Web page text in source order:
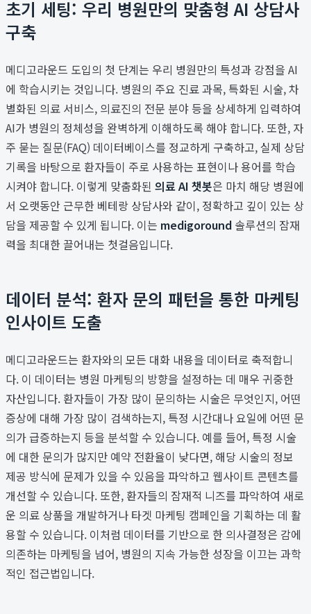
초기 세팅: 우리 병원만의 맞춤형 AI 상담사
구축
메디고라운드 도입의 첫 단계는 우리 병원만의 특성과 강점을 AI
에 학습시키는 것입니다. 병원의 주요 진료 과목, 특화된 시술, 차
별화된 의료 서비스, 의료진의 전문 분야 등을 상세하게 입력하여
AI가 병원의 정체성을 완벽하게 이해하도록 해야 합니다. 또한, 자
주 묻는 질문(FAQ) 데이터베이스를 정교하게 구축하고, 실제 상담
기록을 바탕으로 환자들이 주로 사용하는 표현이나 용어를 학습
시켜야 합니다. 이렇게 맞춤화된 의료 AI 챗봇은 마치 해당 병원에
서 오랫동안 근무한 베테랑 상담사와 같이, 정확하고 깊이 있는 상
담을 제공할 수 있게 됩니다. 이는 medigoround 솔루션의 잠재
력을 최대한 끌어내는 첫걸음입니다.
데이터 분석: 환자 문의 패턴을 통한 마케팅
인사이트 도출
메디고라운드는 환자와의 모든 대화 내용을 데이터로 축적합니
다. 이 데이터는 병원 마케팅의 방향을 설정하는 데 매우 귀중한
자산입니다. 환자들이 가장 많이 문의하는 시술은 무엇인지, 어떤
증상에 대해 가장 많이 검색하는지, 특정 시간대나 요일에 어떤 문
의가 급증하는지 등을 분석할 수 있습니다. 예를 들어, 특정 시술
에 대한 문의가 많지만 예약 전환율이 낮다면, 해당 시술의 정보
제공 방식에 문제가 있을 수 있음을 파악하고 웹사이트 콘텐츠를
개선할 수 있습니다. 또한, 환자들의 잠재적 니즈를 파악하여 새로
운 의료 상품을 개발하거나 타겟 마케팅 캠페인을 기획하는 데 활
용할 수 있습니다. 이처럼 데이터를 기반으로 한 의사결정은 감에
의존하는 마케팅을 넘어, 병원의 지속 가능한 성장을 이끄는 과학
적인 접근법입니다.